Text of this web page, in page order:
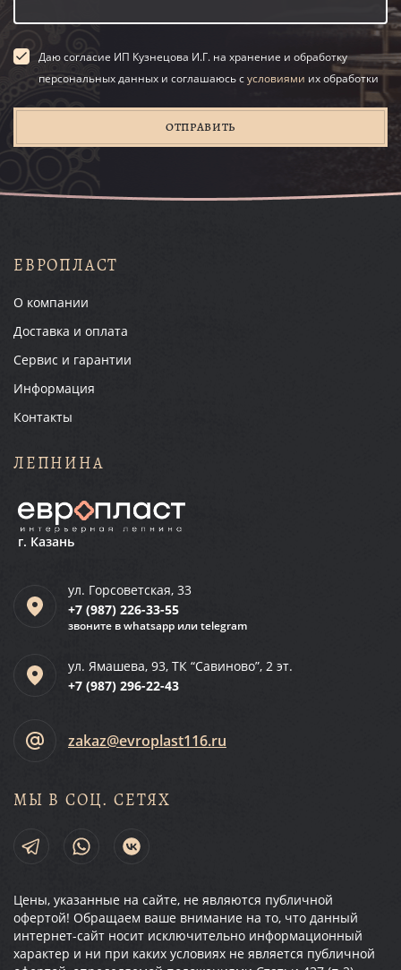
Даю согласие ИП Кузнецова И.Г. на хранение и обработку
персональных данных и соглашаюсь сусловиями их обработки
ОТПРАВИТЬ
ЕВРОПЛАСТ
О компании
Доставка и оплата
Сервис и гарантии
Информация
Контакты
ЛЕПНИНА
г. Казань
ул. Горсоветская, 33
+7 (987) 226-33-55
звоните в whatsapp или telegram
ул. Ямашева, 93, ТК “Савиново”, 2 эт.
+7 (987) 296-22-43
zakaz@evroplast116.ru
МЫ В СОЦ. СЕТЯХ
Цены, указанные на сайте, не являются публичной
офертой! Обращаем ваше внимание на то, что данный
интернет-сайт носит исключительно информационный
характер и ни при каких условиях не является публичной